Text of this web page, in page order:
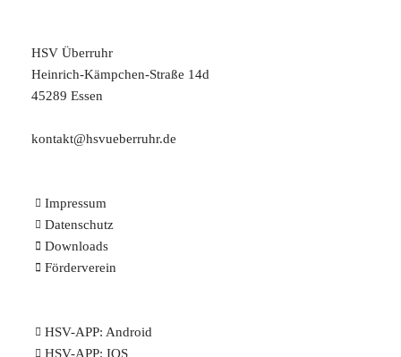
HSV Überruhr
Heinrich-Kämpchen-Straße 14d
45289 Essen
kontakt@hsvueberruhr.de
Impressum
Datenschutz
Downloads
Förderverein
HSV-APP: Android
HSV-APP: IOS